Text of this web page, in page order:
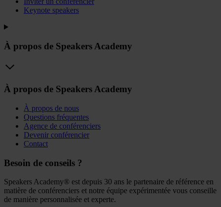
Keynote speakers
À propos de Speakers Academy
À propos de Speakers Academy
À propos de nous
Questions fréquentes
Agence de conférenciers
Devenir conférencier
Contact
Besoin de conseils ?
Speakers Academy® est depuis 30 ans le partenaire de référence en
matière de conférenciers et notre équipe expérimentée vous conseille
de manière personnalisée et experte.